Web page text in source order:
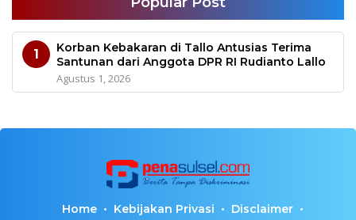
1
Korban Kebakaran di Tallo Antusias Terima
Santunan dari Anggota DPR RI Rudianto Lallo
Agustus 1, 2026
Home Kebijakan Privasi
Disclaimer